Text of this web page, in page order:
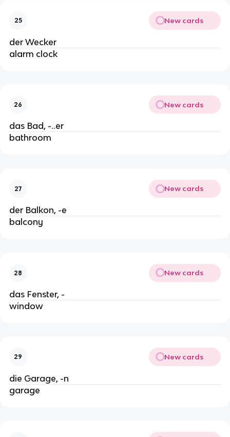
25 New cards
der Wecker
alarm clock
26 New cards
das Bad, -..er
bathroom
27 New cards
der Balkon, -e
balcony
28 New cards
das Fenster, -
window
29 New cards
die Garage, -n
garage